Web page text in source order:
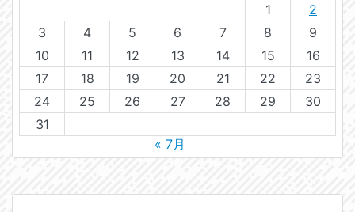
1
2
3
4 5 6 7 8
9
10
11 12 13 14 15
16
17
18 19 20 21 22
23
24
25 26 27 28 29
30
31
« 7月